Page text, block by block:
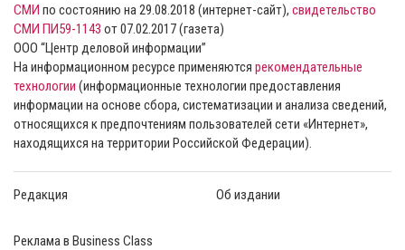
СМИ по состоянию на 29.08.2018 (интернет-сайт), свидетельство
СМИ ПИ59-1143 от 07.02.2017 (газета)
ООО “Центр деловой информации”
На информационном ресурсе применяются рекомендательные
технологии (информационные технологии предоставления
информации на основе сбора, систематизации и анализа сведений,
относящихся к предпочтениям пользователей сети «Интернет»,
находящихся на территории Российской Федерации).
Редакция Об издании
Реклама в Business Class